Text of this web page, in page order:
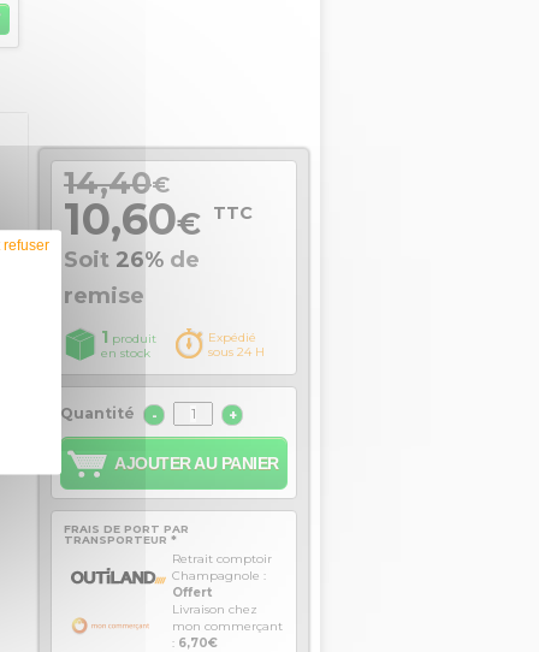
14,40€
10,60€ TTC
Soit 26% de
remise
1 produit
en stock
Expédié
sous 24 H
Quantité - +
AJOUTER AU PANIER
FRAIS DE PORT PAR
TRANSPORTEUR *
Retrait comptoir
Champagnole :
Offert
Livraison chez
mon commerçant
: 6,70€